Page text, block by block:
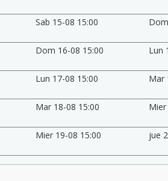
Sab 15-08 15:00
Dom 16-08 15:00 Lun
Lun 17-08 15:00 Mar
Mar 18-08 15:00
Mier 19-08 15:00 jue